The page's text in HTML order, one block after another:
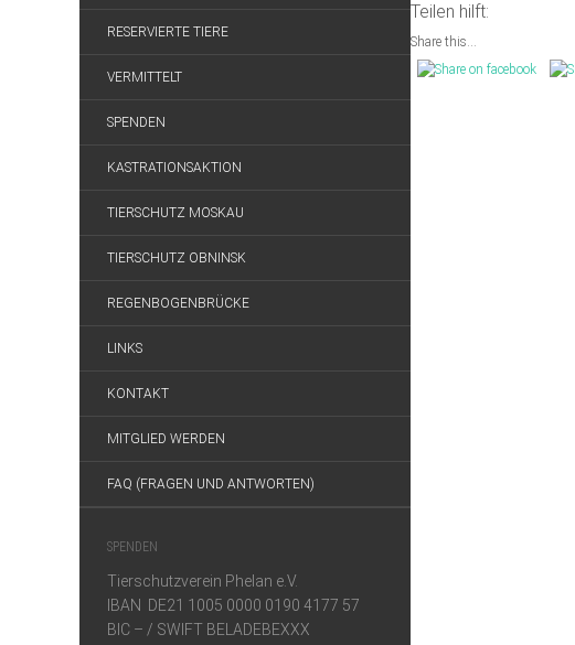
RESERVIERTE TIERE
VERMITTELT
SPENDEN
KASTRATIONSAKTION
TIERSCHUTZ MOSKAU
TIERSCHUTZ OBNINSK
REGENBOGENBRÜCKE
LINKS
KONTAKT
MITGLIED WERDEN
FAQ (FRAGEN UND ANTWORTEN)
SPENDEN
Tierschutzverein Phelan e.V.
IBAN DE21 1005 0000 0190 4177 57
BIC – / SWIFT BELADEBEXXX
Teilen hilft:
Share this...